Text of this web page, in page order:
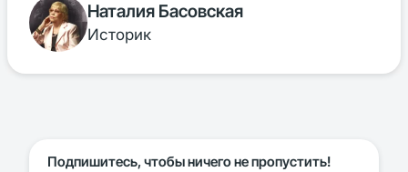
Наталия Басовская
Историк
Подпишитесь, чтобы ничего не пропустить!